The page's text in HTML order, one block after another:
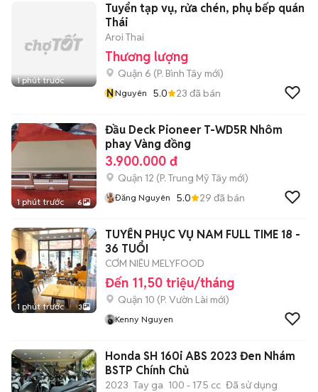
1 phút trước
Tuyển tạp vụ, rửa chén, phụ bếp quán
Thái
Aroi Thai
Thương lượng
Quận 6 (P. Bình Tây mới)
NNguyên 5.0 23 đã bán
1 phút trước 6
Đầu Deck Pioneer T-WD5R Nhôm
phay Vàng đồng
3.900.000 đ
Quận 12 (P. Trung Mỹ Tây mới)
Đăng Nguyên 5.0 29 đã bán
1 phút trước 3
TUYỂN PHỤC VỤ NAM FULL TIME 18 -
36 TUỔI
CƠM NIÊU MELYFOOD
Đến 11,50 triệu/tháng
Quận 10 (P. Vườn Lài mới)
Kenny Nguyen
Honda SH 160i ABS 2023 Đen Nhám
BSTP Chính Chủ
2023 Tay ga 100 - 175 cc Đã sử dụng